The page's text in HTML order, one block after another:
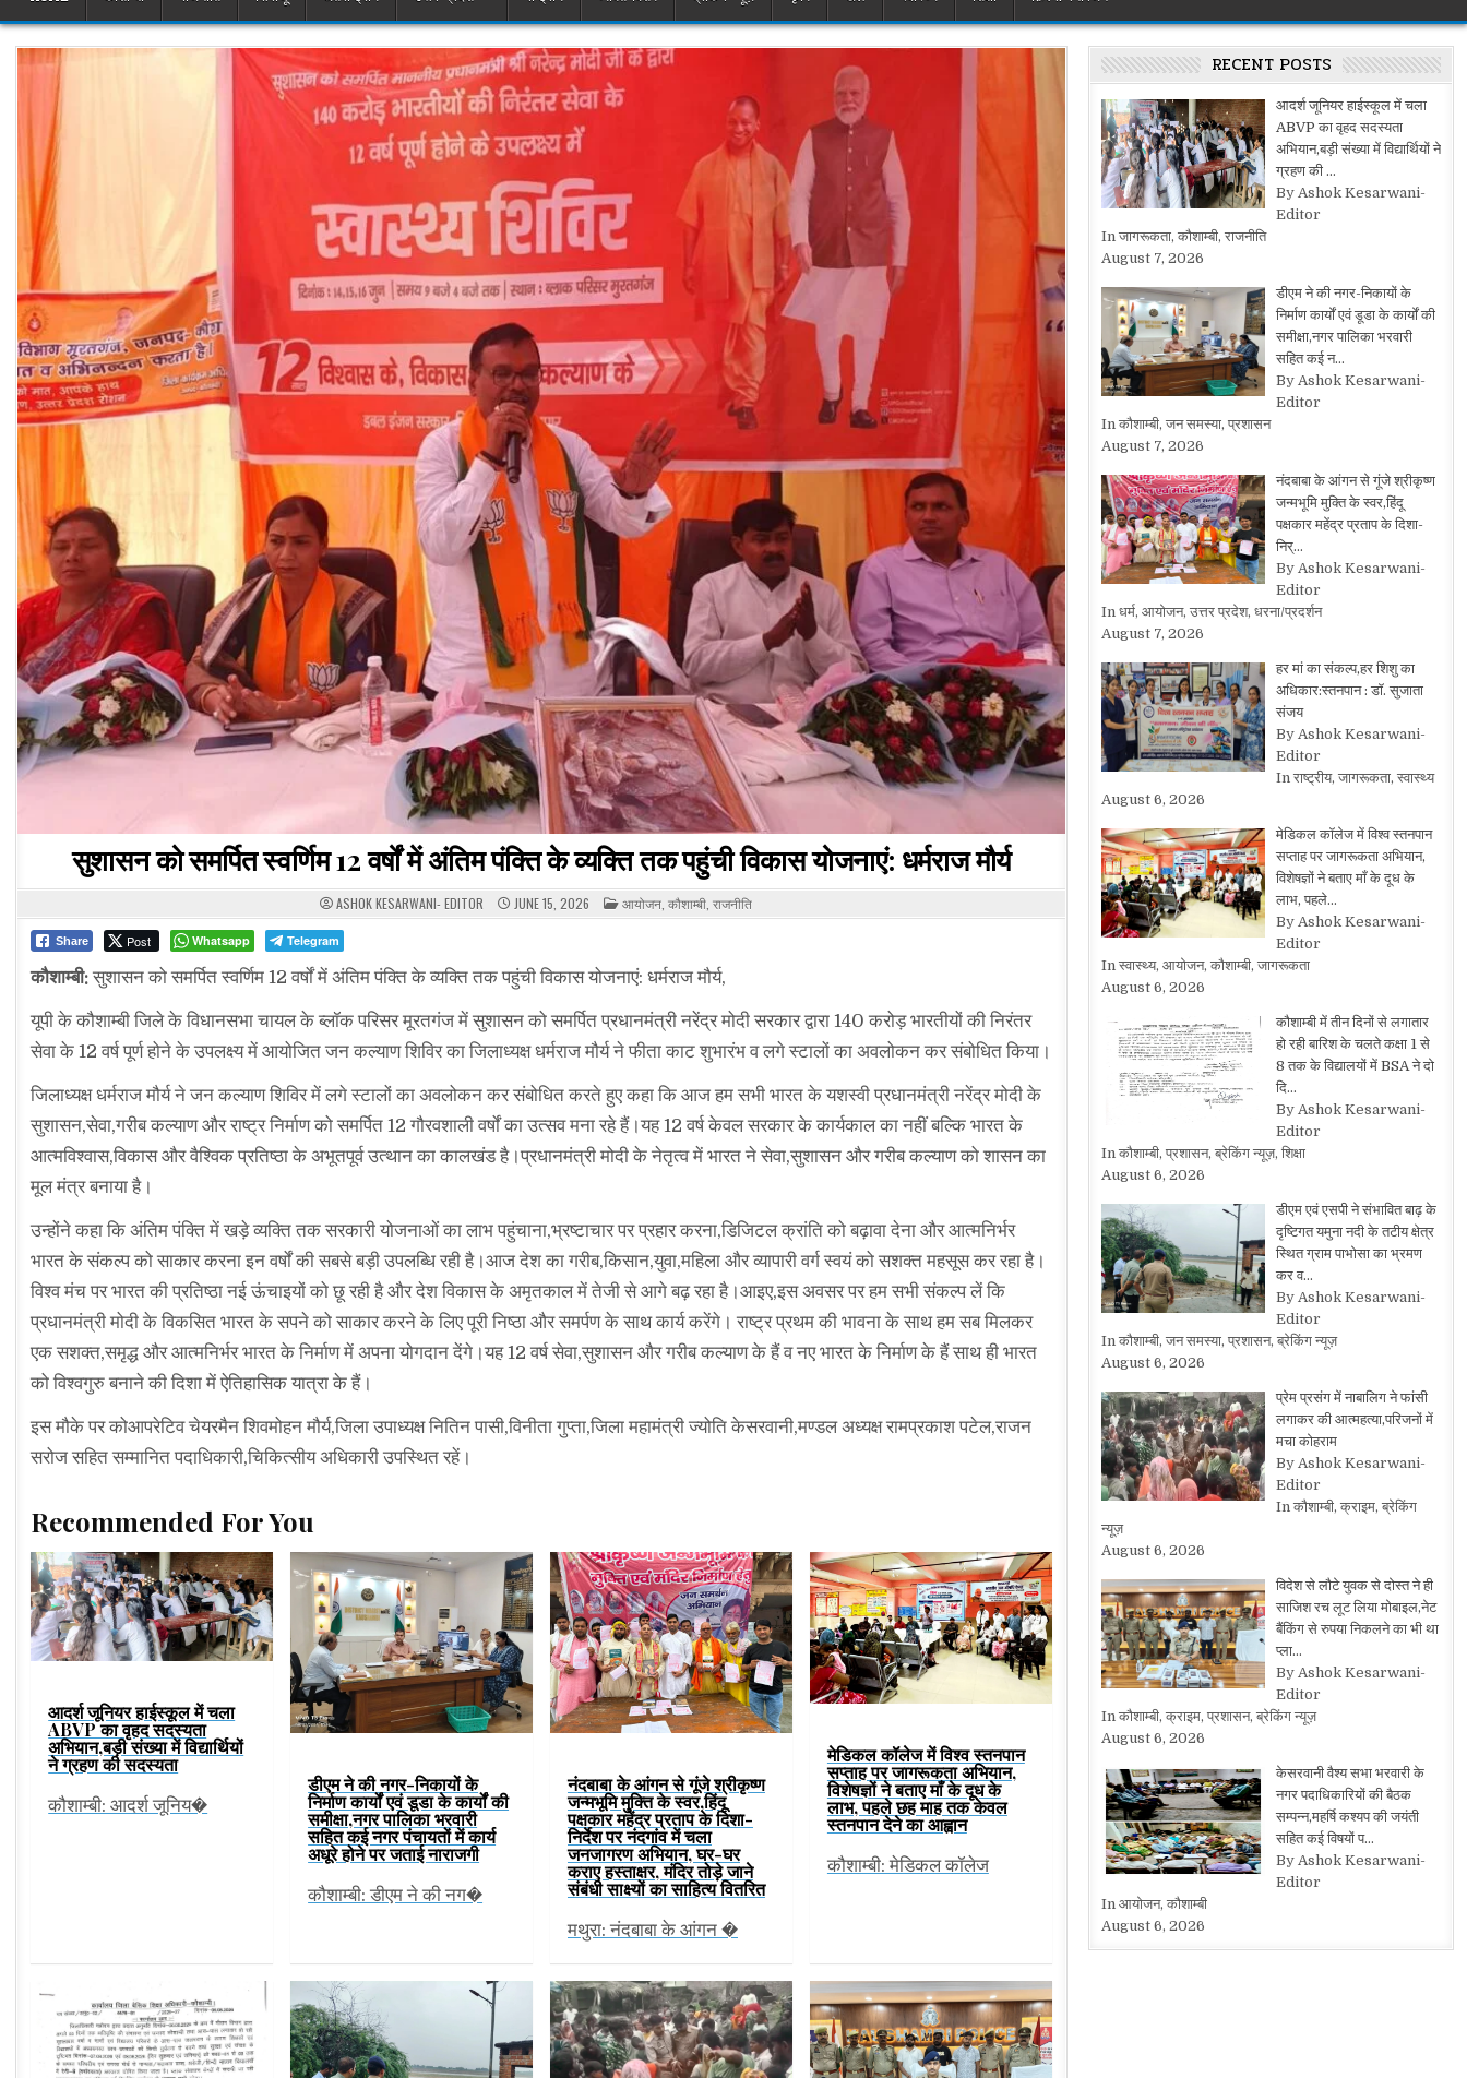
सुशासन को समर्पित स्वर्णिम 12 वर्षों में अंतिम पंक्ति के व्यक्ति तक पहुंची विकास योजनाएं: धर्मराज मौर्य
ASHOK KESARWANI- EDITOR JUNE 15, 2026 POSTED
IN
आयोजन कौशाम्बी राजनीति
Share Post Whatsapp Telegram
कौशाम्बी:सुशासन को समर्पित स्वर्णिम 12 वर्षों में अंतिम पंक्ति के व्यक्ति तक पहुंची विकास योजनाएं: धर्मराज मौर्य,
यूपी के कौशाम्बी जिले के विधानसभा चायल के ब्लॉक परिसर मूरतगंज में सुशासन को समर्पित प्रधानमंत्री नरेंद्र मोदी सरकार द्वारा 140 करोड़ भारतीयों की निरंतर
सेवा के 12 वर्ष पूर्ण होने के उपलक्ष्य में आयोजित जन कल्याण शिविर का जिलाध्यक्ष धर्मराज मौर्य ने फीता काट शुभारंभ व लगे स्टालों का अवलोकन कर संबोधित किया।
जिलाध्यक्ष धर्मराज मौर्य ने जन कल्याण शिविर में लगे स्टालों का अवलोकन कर संबोधित करते हुए कहा कि आज हम सभी भारत के यशस्वी प्रधानमंत्री नरेंद्र मोदी के
सुशासन,सेवा,गरीब कल्याण और राष्ट्र निर्माण को समर्पित 12 गौरवशाली वर्षों का उत्सव मना रहे हैं।यह 12 वर्ष केवल सरकार के कार्यकाल का नहीं बल्कि भारत के
आत्मविश्वास,विकास और वैश्विक प्रतिष्ठा के अभूतपूर्व उत्थान का कालखंड है।प्रधानमंत्री मोदी के नेतृत्व में भारत ने सेवा,सुशासन और गरीब कल्याण को शासन का
मूल मंत्र बनाया है।
उन्होंने कहा कि अंतिम पंक्ति में खड़े व्यक्ति तक सरकारी योजनाओं का लाभ पहुंचाना,भ्रष्टाचार पर प्रहार करना,डिजिटल क्रांति को बढ़ावा देना और आत्मनिर्भर
भारत के संकल्प को साकार करना इन वर्षों की सबसे बड़ी उपलब्धि रही है।आज देश का गरीब,किसान,युवा,महिला और व्यापारी वर्ग स्वयं को सशक्त महसूस कर रहा है।
विश्व मंच पर भारत की प्रतिष्ठा नई ऊंचाइयों को छू रही है और देश विकास के अमृतकाल में तेजी से आगे बढ़ रहा है।आइए,इस अवसर पर हम सभी संकल्प लें कि
प्रधानमंत्री मोदी के विकसित भारत के सपने को साकार करने के लिए पूरी निष्ठा और समर्पण के साथ कार्य करेंगे। राष्ट्र प्रथम की भावना के साथ हम सब मिलकर
एक सशक्त,समृद्ध और आत्मनिर्भर भारत के निर्माण में अपना योगदान देंगे।यह 12 वर्ष सेवा,सुशासन और गरीब कल्याण के हैं व नए भारत के निर्माण के हैं साथ ही भारत
को विश्वगुरु बनाने की दिशा में ऐतिहासिक यात्रा के हैं।
इस मौके पर कोआपरेटिव चेयरमैन शिवमोहन मौर्य,जिला उपाध्यक्ष नितिन पासी,विनीता गुप्ता,जिला महामंत्री ज्योति केसरवानी,मण्डल अध्यक्ष रामप्रकाश पटेल,राजन
सरोज सहित सम्मानित पदाधिकारी,चिकित्सीय अधिकारी उपस्थित रहें।
Recommended For You
आदर्श जूनियर हाईस्कूल में चला
ABVP का वृहद सदस्यता
अभियान,बड़ी संख्या में विद्यार्थियों
ने ग्रहण की सदस्यता
कौशाम्बी: आदर्श जूनिय�
डीएम ने की नगर-निकायों के
निर्माण कार्यों एवं डूडा के कार्यों की
समीक्षा,नगर पालिका भरवारी
सहित कई नगर पंचायतों में कार्य
अधूरे होने पर जताई नाराजगी
कौशाम्बी: डीएम ने की नग�
नंदबाबा के आंगन से गूंजे श्रीकृष्ण
जन्मभूमि मुक्ति के स्वर,हिंदू
पक्षकार महेंद्र प्रताप के दिशा-
निर्देश पर नंदगांव में चला
जनजागरण अभियान, घर-घर
कराए हस्ताक्षर, मंदिर तोड़े जाने
संबंधी साक्ष्यों का साहित्य वितरित
मथुरा: नंदबाबा के आंगन �
मेडिकल कॉलेज में विश्व स्तनपान
सप्ताह पर जागरूकता अभियान,
विशेषज्ञों ने बताए माँ के दूध के
लाभ, पहले छह माह तक केवल
स्तनपान देने का आह्वान
कौशाम्बी: मेडिकल कॉलेज
RECENT POSTS
आदर्श जूनियर हाईस्कूल में चला
ABVP का वृहद सदस्यता
अभियान,बड़ी संख्या में विद्यार्थियों ने
ग्रहण की …
By Ashok Kesarwani-
Editor
In जागरूकता, कौशाम्बी, राजनीति
August 7, 2026
डीएम ने की नगर-निकायों के
निर्माण कार्यों एवं डूडा के कार्यों की
समीक्षा,नगर पालिका भरवारी
सहित कई न…
By Ashok Kesarwani-
Editor
In कौशाम्बी, जन समस्या, प्रशासन
August 7, 2026
नंदबाबा के आंगन से गूंजे श्रीकृष्ण
जन्मभूमि मुक्ति के स्वर,हिंदू
पक्षकार महेंद्र प्रताप के दिशा-
निर्…
By Ashok Kesarwani-
Editor
In धर्म, आयोजन, उत्तर प्रदेश, धरना/प्रदर्शन
August 7, 2026
हर मां का संकल्प,हर शिशु का
अधिकार:स्तनपान : डॉ. सुजाता
संजय
By Ashok Kesarwani-
Editor
In राष्ट्रीय, जागरूकता, स्वास्थ्य
August 6, 2026
मेडिकल कॉलेज में विश्व स्तनपान
सप्ताह पर जागरूकता अभियान,
विशेषज्ञों ने बताए माँ के दूध के
लाभ, पहले…
By Ashok Kesarwani-
Editor
In स्वास्थ्य, आयोजन, कौशाम्बी, जागरूकता
August 6, 2026
कौशाम्बी में तीन दिनों से लगातार
हो रही बारिश के चलते कक्षा 1 से
8 तक के विद्यालयों में BSA ने दो
दि…
By Ashok Kesarwani-
Editor
In कौशाम्बी, प्रशासन, ब्रेकिंग न्यूज़, शिक्षा
August 6, 2026
डीएम एवं एसपी ने संभावित बाढ़ के
दृष्टिगत यमुना नदी के तटीय क्षेत्र
स्थित ग्राम पाभोसा का भ्रमण
कर व…
By Ashok Kesarwani-
Editor
In कौशाम्बी, जन समस्या, प्रशासन, ब्रेकिंग न्यूज़
August 6, 2026
प्रेम प्रसंग में नाबालिग ने फांसी
लगाकर की आत्महत्या,परिजनों में
मचा कोहराम
By Ashok Kesarwani-
Editor
In कौशाम्बी, क्राइम, ब्रेकिंग
न्यूज़
August 6, 2026
विदेश से लौटे युवक से दोस्त ने ही
साजिश रच लूट लिया मोबाइल,नेट
बैंकिंग से रुपया निकलने का भी था
प्ला…
By Ashok Kesarwani-
Editor
In कौशाम्बी, क्राइम, प्रशासन, ब्रेकिंग न्यूज़
August 6, 2026
केसरवानी वैश्य सभा भरवारी के
नगर पदाधिकारियों की बैठक
सम्पन्न,महर्षि कश्यप की जयंती
सहित कई विषयों प…
By Ashok Kesarwani-
Editor
In आयोजन, कौशाम्बी
August 6, 2026